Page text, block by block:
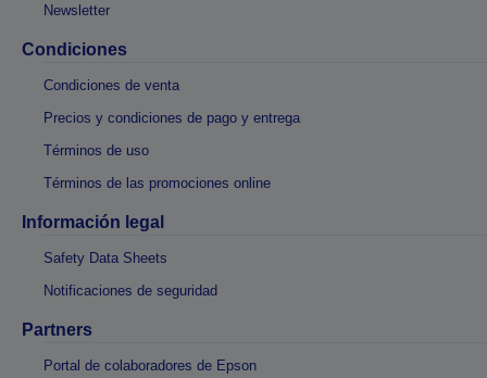
Newsletter
Condiciones
Condiciones de venta
Precios y condiciones de pago y entrega
Términos de uso
Términos de las promociones online
Información legal
Safety Data Sheets
Notificaciones de seguridad
Partners
Portal de colaboradores de Epson